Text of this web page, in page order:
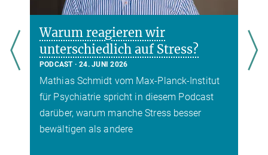
Warum reagieren wir
unterschiedlich auf Stress?
PODCAST 24. JUNI 2026
Mathias Schmidt vom Max-Planck-Institut
für Psychiatrie spricht in diesem Podcast
darüber, warum manche Stress besser
bewältigen als andere